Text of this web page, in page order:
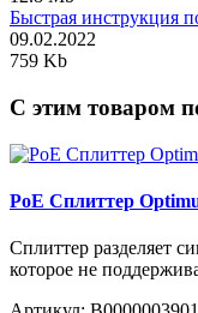
Быстрая инструкция
09.02.2022
759 Kb
C этим товаром
PoE Сплиттер
Сплиттер разделяет
которое не